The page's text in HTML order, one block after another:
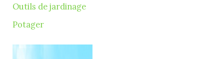
Outils de jardinage
Potager